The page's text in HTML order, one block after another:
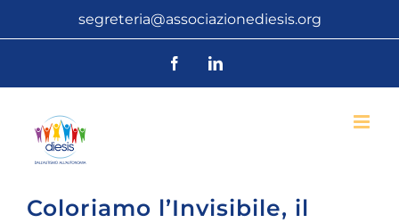
segreteria@associazionediesis.org
FacebookLinkedIn
Coloriamo l’Invisibile, il